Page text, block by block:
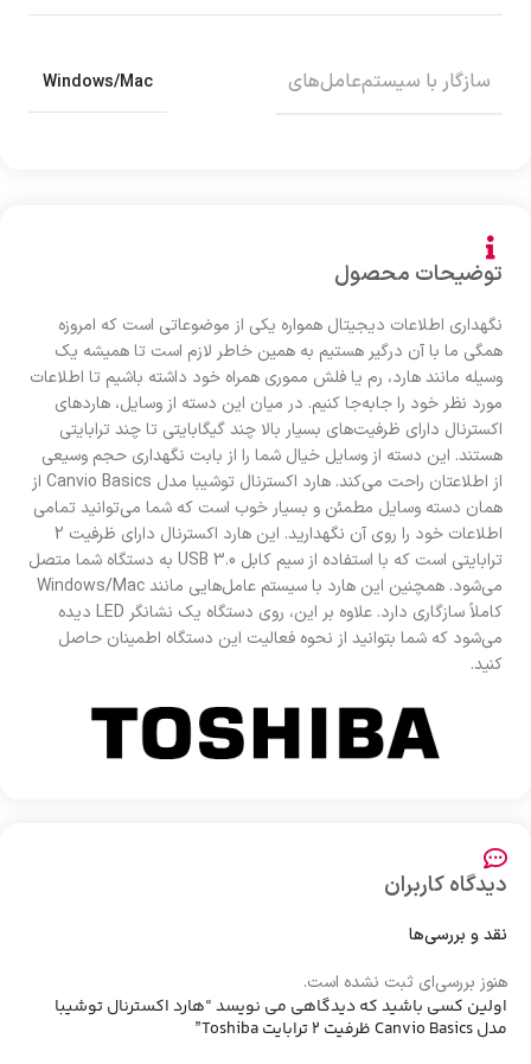
توضیحات محصول
نگهداری اطلاعات دیجیتال همواره یکی از موضوعاتی است که امروزه
همگی ما با آن درگیر هستیم به همین خاطر لازم است تا همیشه یک
وسیله مانند هارد، رم یا فلش مموری همراه خود داشته باشیم تا اطلاعات
مورد نظر خود را جابه‌جا کنیم. در میان این دسته از وسایل، هاردهای
اکسترنال دارای ظرفیت‌های بسیار بالا چند گیگابایتی تا چند ترابایتی
هستند. این دسته از وسایل خیال شما را از بابت نگهداری حجم وسیعی
از اطلاعتان راحت می‌کند. هارد اکسترنال توشیبا مدل Canvio Basics از
همان دسته وسایل مطمئن و بسیار خوب است که شما می‌توانید تمامی
اطلاعات خود را روی آن نگهدارید. این هارد اکسترنال دارای ظرفیت 2
ترابایتی است که با استفاده از سیم کابل USB 3.0 به دستگاه شما متصل
می‌شود. همچنین این هارد با سیستم عامل‌هایی مانند Windows/Mac
کاملاً سازگاری دارد. علاوه بر این، روی دستگاه یک نشانگر LED دیده
می‌شود که شما بتوانید از نحوه فعالیت این دستگاه اطمینان حاصل
کنید.
سازگار با سیستم‌عامل‌های Windows/Mac
دیدگاه کاربران
نقد و بررسی‌ها
هنوز بررسی‌ای ثبت نشده است.
اولین کسی باشید که دیدگاهی می نویسد “هارد اکسترنال توشیبا
مدل Canvio Basics ظرفیت 2 ترابایت Toshiba”